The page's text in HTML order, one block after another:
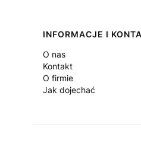
Linki w stopce
INFORMACJE I
O nas
Kontakt
O firmie
Jak dojechać